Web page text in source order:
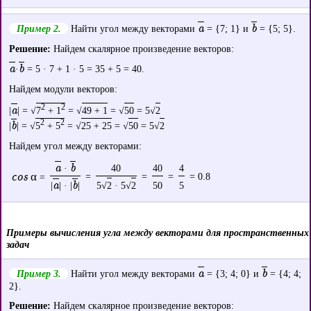
Пример 2. Найти угол между векторами a= {7; 1} и b = {5; 5}.
Решение: Найдем скалярное произведение векторов:
a·b= 5 · 7 + 1 · 5 = 35 + 5 = 40.
Найдем модули векторов:
|a| = √72+ 12= √49 + 1 = √50= 5√2
|b| = √52+ 52= √25 + 25= √50= 5√2
Найдем угол между векторами:
cos α =
a· b
=
40
=
40
=
4
= 0.8
|a| · |b| 5√2 · 5√2 50 5
Примеры вычисления угла между векторами для пространственных
задач
Пример 3. Найти угол между векторами a= {3; 4; 0} и b = {4; 4;
2}.
Решение: Найдем скалярное произведение векторов: